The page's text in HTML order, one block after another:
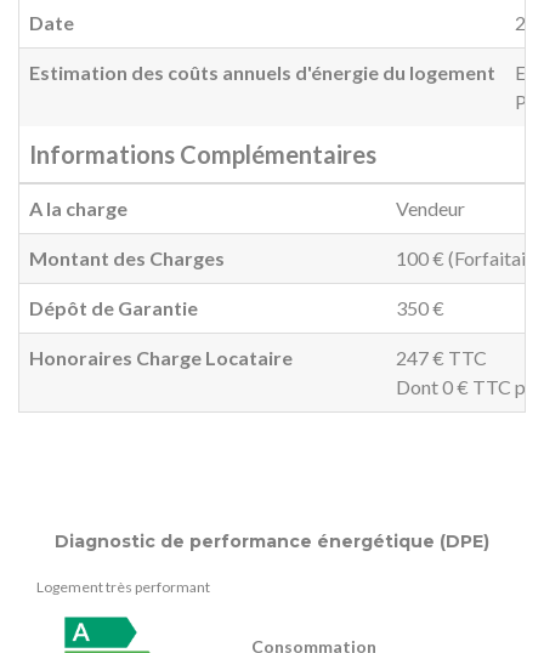
Date
Estimation des coûts annuels d'énergie du logement
Informations Complémentaires
A la charge Vendeur
Montant des Charges 100 €
Dépôt de Garantie 350 €
Honoraires Charge Locataire
247 € TTC
Dont 0 € TTC
Diagnostic de performance énergétique (DPE)
Logement très performant
Consommation